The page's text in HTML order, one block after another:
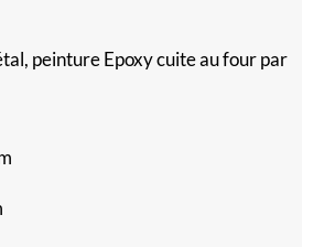
peinture Epoxy cuite au four par